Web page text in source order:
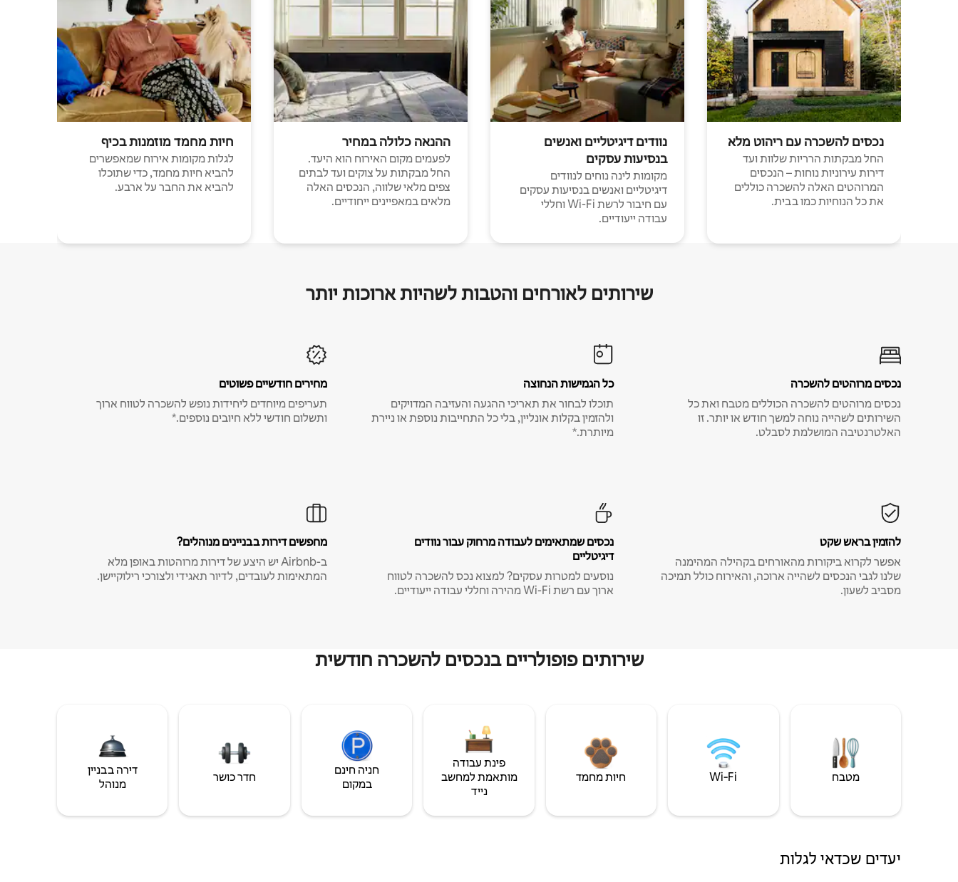
נכסים להשכרה עם ריהוט מלא
החל מבקתות הרריות שלוות ועד
דירות עירוניות נוחות – הנכסים
המרוהטים האלה להשכרה כוללים
את כל הנוחיות כמו בבית.
נוודים דיגיטליים ואנשים
בנסיעות עסקים
מקומות לינה נוחים לנוודים
דיגיטליים ואנשים בנסיעות עסקים
עם חיבור לרשת Wi-Fi וחללי
עבודה ייעודיים.
ההנאה כלולה במחיר
לפעמים מקום האירוח הוא היעד.
החל מבקתות על צוקים ועד לבתים
צפים מלאי שלווה, הנכסים האלה
מלאים במאפיינים ייחודיים.
חיות מחמד מוזמנות בכיף
לגלות מקומות אירוח שמאפשרים
להביא חיות מחמד, כדי שתוכלו
להביא את החבר על ארבע.
שירותים לאורחים והטבות לשהיות ארוכות יותר
נכסים מרוהטים להשכרה
נכסים מרוהטים להשכרה הכוללים מטבח ואת כל
השירותים לשהייה נוחה למשך חודש או יותר. זו
האלטרנטיבה המושלמת לסבלט.
כל הגמישות הנחוצה
תוכלו לבחור את תאריכי ההגעה והעזיבה המדויקים
ולהזמין בקלות אונליין, בלי כל התחייבות נוספת או ניירת
מיותרת.*
מחירים חודשיים פשוטים
תעריפים מיוחדים ליחידות נופש להשכרה לטווח ארוך
ותשלום חודשי ללא חיובים נוספים.*
להזמין בראש שקט
אפשר לקרוא ביקורות מהאורחים בקהילה המהימנה
שלנו לגבי הנכסים לשהייה ארוכה, והאירוח כולל תמיכה
מסביב לשעון.
נכסים שמתאימים לעבודה מרחוק עבור נוודים
דיגיטליים
נוסעים למטרות עסקים? למצוא נכס להשכרה לטווח
ארוך עם רשת Wi-Fi מהירה וחללי עבודה ייעודיים.
מחפשים דירות בבניינים מנוהלים?
ב-Airbnb יש היצע של דירות מרוהטות באופן מלא
המתאימות לעובדים, לדיור תאגידי ולצורכי רילוקיישן.
שירותים פופולריים בנכסים להשכרה חודשית
מטבח Wi‑Fi חיות מחמד
פינת עבודה
מותאמת למחשב
נייד
חניה חינם
במקום
חדר כושר
דירה בבניין
מנוהל
יעדים שכדאי לגלות